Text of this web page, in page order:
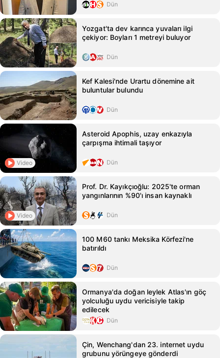
Dün
Yozgat'ta dev karınca yuvaları ilgi
çekiyor: Boyları 1 metreyi buluyor
Dün
Kef Kalesi'nde Urartu dönemine ait
buluntular bulundu
Dün
Video
Asteroid Apophis, uzay enkazıyla
çarpışma ihtimali taşıyor
Dün
Video
Prof. Dr. Kayıkçıoğlu: 2025'te orman
yangınlarının %90'ı insan kaynaklı
Dün
100 M60 tankı Meksika Körfezi'ne
batırıldı
Dün
Ormanya'da doğan leylek Atlas'ın göç
yolculuğu uydu vericisiyle takip
edilecek
Dün
Çin, Wenchang'dan 23. internet uydu
grubunu yörüngeye gönderdi